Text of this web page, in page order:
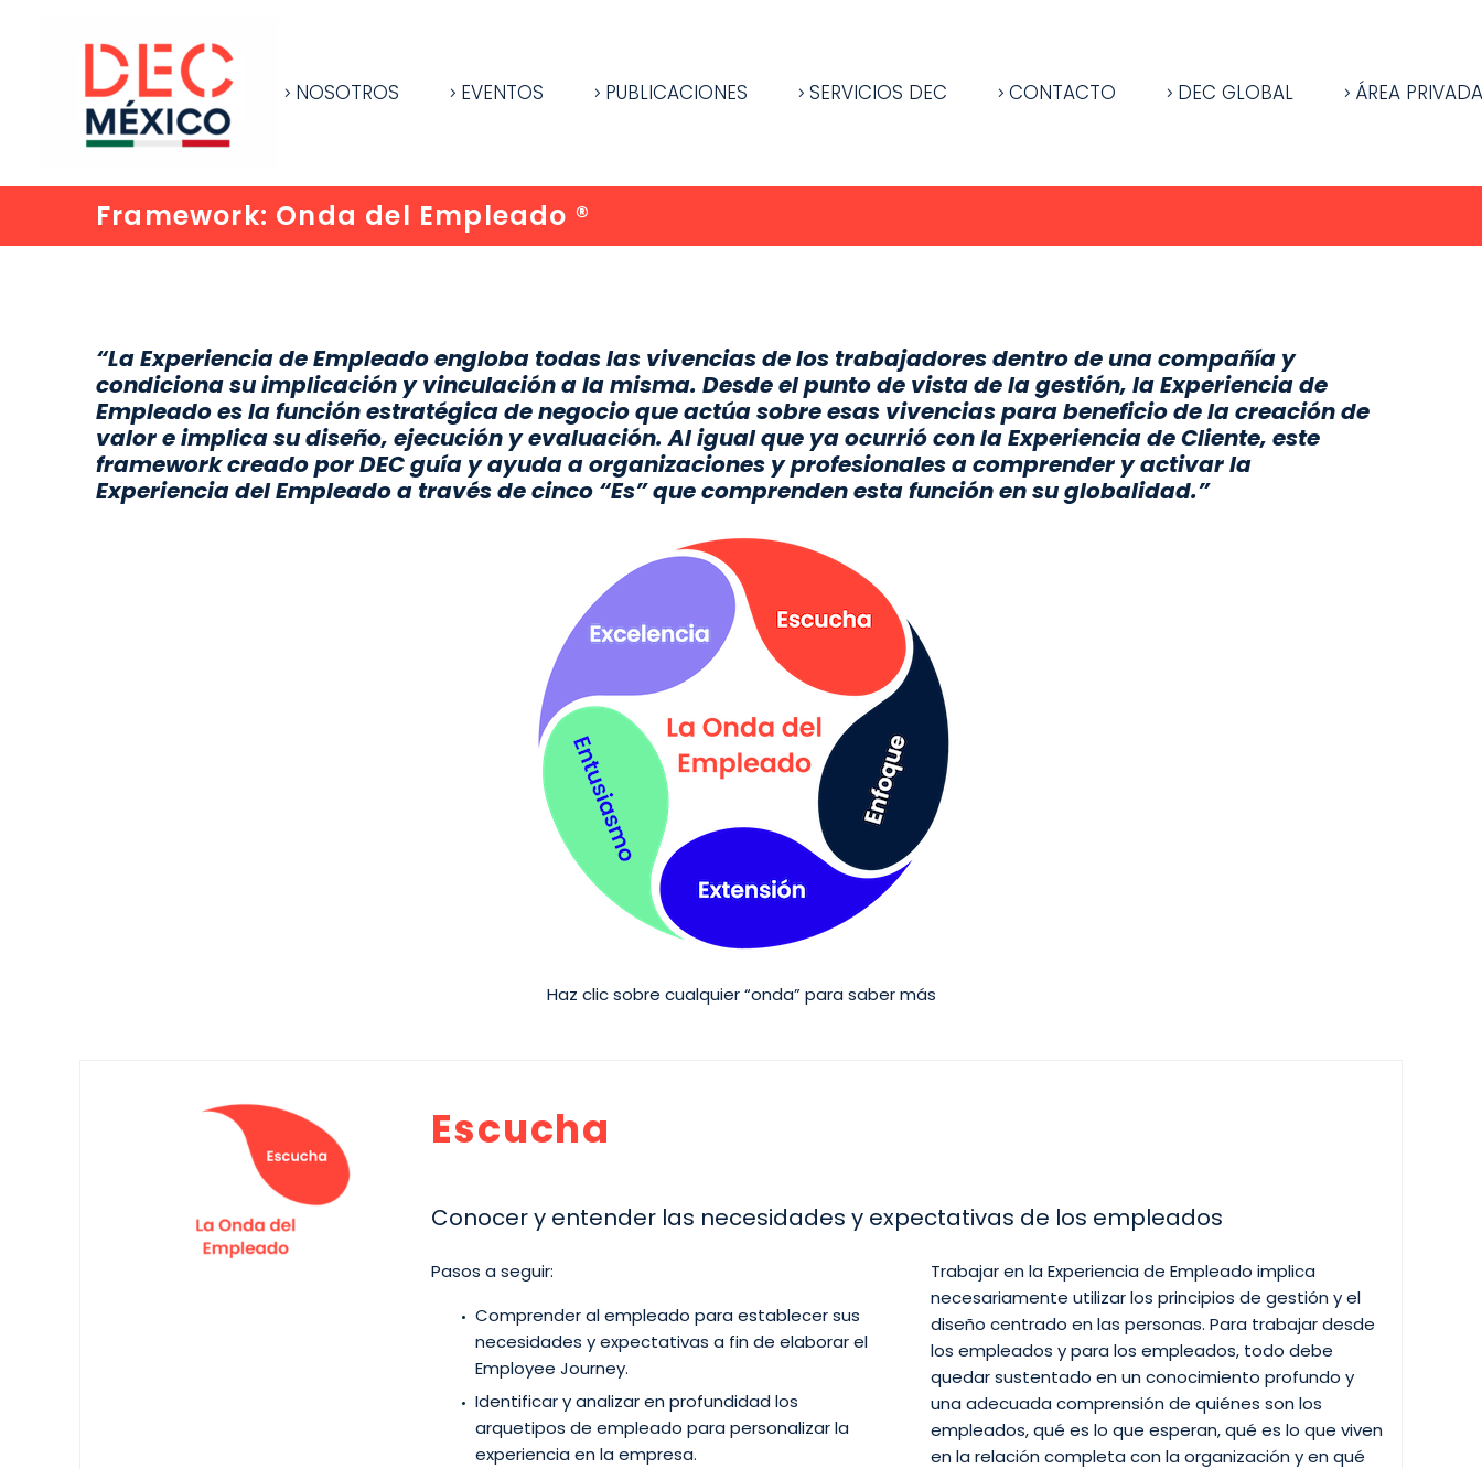
NOSOTROS EVENTOS PUBLICACIONES SERVICIOS DEC CONTACTO DEC GLOBAL ÁREA PRIVADA
Framework: Onda del Empleado ®
“La Experiencia de Empleado engloba todas las vivencias de los trabajadores dentro de una compañía y
condiciona su implicación y vinculación a la misma. Desde el punto de vista de la gestión, la Experiencia de
Empleado es la función estratégica de negocio que actúa sobre esas vivencias para beneficio de la creación de
valor e implica su diseño, ejecución y evaluación. Al igual que ya ocurrió con la Experiencia de Cliente, este
framework creado por DEC guía y ayuda a organizaciones y profesionales a comprender y activar la
Experiencia del Empleado a través de cinco “Es” que comprenden esta función en su globalidad.”
Haz clic sobre cualquier “onda” para saber más
Escucha
Conocer y entender las necesidades y expectativas de los empleados
Pasos a seguir:
Comprender al empleado para establecer sus
necesidades y expectativas a fin de elaborar el
Employee Journey.
Identificar y analizar en profundidad los
arquetipos de empleado para personalizar la
experiencia en la empresa.
Trabajar en la Experiencia de Empleado implica
necesariamente utilizar los principios de gestión y el
diseño centrado en las personas. Para trabajar desde
los empleados y para los empleados, todo debe
quedar sustentado en un conocimiento profundo y
una adecuada comprensión de quiénes son los
empleados, qué es lo que esperan, qué es lo que viven
en la relación completa con la organización y en qué